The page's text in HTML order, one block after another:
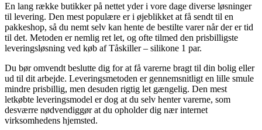
En lang række butikker på nettet yder i vore dage diverse løsninger
til levering. Den mest populære er i øjeblikket at få sendt til en
pakkeshop, så du nemt selv kan hente de bestilte varer når der er tid
til det. Metoden er nemlig ret let, og ofte tilmed den prisbilligste
leveringsløsning ved køb af Tåskiller – silikone 1 par.
Du bør omvendt beslutte dig for at få varerne bragt til din bolig eller
ud til dit arbejde. Leveringsmetoden er gennemsnitligt en lille smule
mindre prisbillig, men desuden rigtig let gængelig. Den mest
letkøbte leveringsmodel er dog at du selv henter varerne, som
desværre nødvendiggør at du opholder dig nær internet
virksomhedens hjemsted.